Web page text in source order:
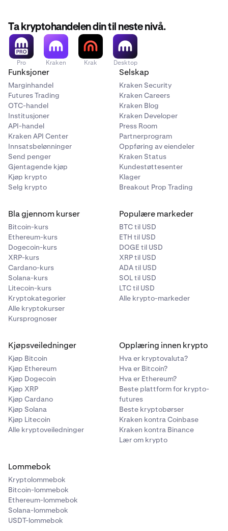
Ta kryptohandelen din til neste nivå.
Pro Kraken Krak Desktop
Funksjoner
Marginhandel
Futures Trading
OTC-handel
Institusjoner
API-handel
Kraken API Center
Innsatsbelønninger
Send penger
Gjentagende kjøp
Kjøp krypto
Selg krypto
Selskap
Kraken Security
Kraken Careers
Kraken Blog
Kraken Developer
Press Room
Partnerprogram
Oppføring av eiendeler
Kraken Status
Kundestøttesenter
Klager
Breakout Prop Trading
Bla gjennom kurser
Bitcoin-kurs
Ethereum-kurs
Dogecoin-kurs
XRP-kurs
Cardano-kurs
Solana-kurs
Litecoin-kurs
Kryptokategorier
Alle kryptokurser
Kursprognoser
Populære markeder
BTC til USD
ETH til USD
DOGE til USD
XRP til USD
ADA til USD
SOL til USD
LTC til USD
Alle krypto-markeder
Kjøpsveiledninger
Kjøp Bitcoin
Kjøp Ethereum
Kjøp Dogecoin
Kjøp XRP
Kjøp Cardano
Kjøp Solana
Kjøp Litecoin
Alle kryptoveiledninger
Opplæring innen krypto
Hva er kryptovaluta?
Hva er Bitcoin?
Hva er Ethereum?
Beste plattform for krypto-
futures
Beste kryptobørser
Kraken kontra Coinbase
Kraken kontra Binance
Lær om krypto
Lommebok
Kryptolommebok
Bitcoin-lommebok
Ethereum-lommebok
Solana-lommebok
USDT-lommebok